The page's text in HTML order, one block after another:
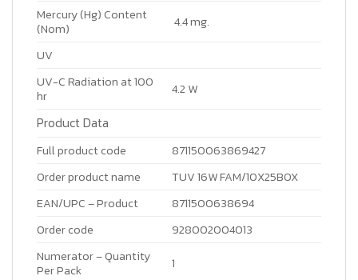
Mercury (Hg) Content
(Nom)
4.4 mg.
UV
UV-C Radiation at 100
hr
4.2 W
Product Data
Full product code
871150063869427
Order product name
TUV 16W FAM/10X25BOX
EAN/UPC – Product
8711500638694
Order code
928002004013
Numerator – Quantity
Per Pack
1